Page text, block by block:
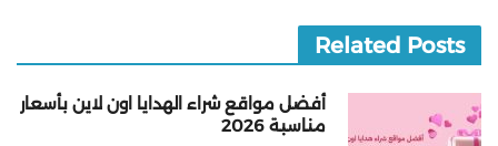
Related Posts
أفضل مواقع شراء الهدايا اون لاين بأسعار
مناسبة 2026